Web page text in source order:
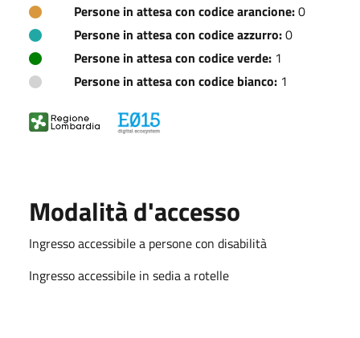
Persone in attesa con codice arancione:0
Persone in attesa con codice azzurro:0
Persone in attesa con codice verde: 1
Persone in attesa con codice bianco: 1
Modalità d'accesso
Ingresso accessibile a persone con disabilità
Ingresso accessibile in sedia a rotelle